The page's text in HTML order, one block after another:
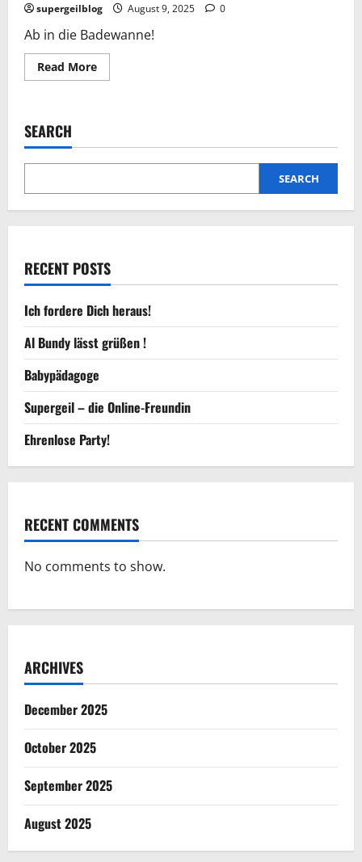
supergeilblog August 9, 2025 0
Ab in die Badewanne!
Read MoreRead
more
in
Badewanne!
SEARCH
SEARCH
RECENT POSTS
Ich fordere Dich heraus!
Al Bundy lässt grüßen !
Babypädagoge
Supergeil – die Online-Freundin
Ehrenlose Party!
RECENT COMMENTS
No comments to show.
ARCHIVES
December 2025
October 2025
September 2025
August 2025